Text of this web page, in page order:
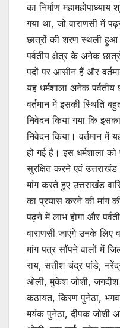
का निर्माण महामहोपाध्याय
गया था, जो वाराणसी में
छात्रों की शरण स्थली हुआ
पर्वतीय क्षेत्र के अनेक
पदों पर आसीन हैं और
यह धर्मशाला अनेक
वर्तमान में इसकी स्थिति
निवेदन किया गया कि
निवेदन किया। वर्तमान में
हो गई है। इस धर्मशाला
सुरक्षित करने एवं
मांग करते हुए उत्तराखंड
का प्रयास करने की मांग
पढ़ने में लाभ होगा और
वाराणसी जाएंगे उनके लिए
मांग पत्र सौंपने वालों में
राय, सतीश चंद्र पांडे,
ओली, मुकेश जोशी, जगदीश
कठायत, किरण पुनेठा,
मयंक पुनेठा, दीपक जोशी